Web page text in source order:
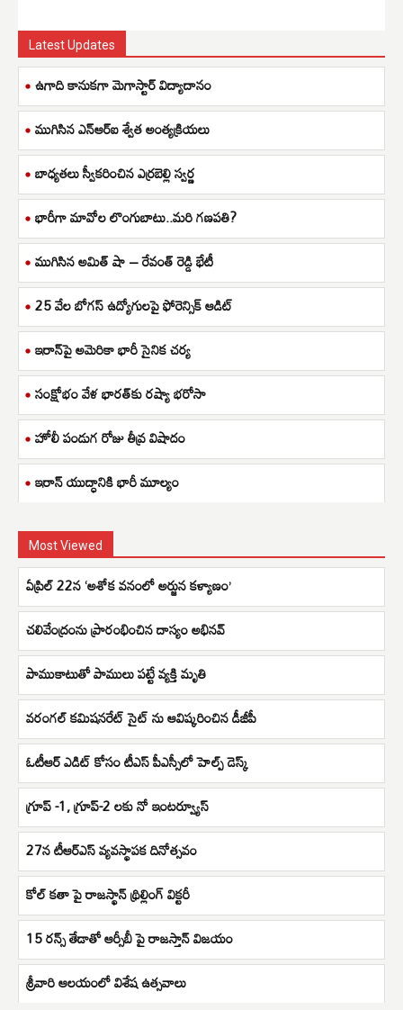
Latest Updates
ఉగాది కానుకగా మెగాస్టార్ విద్యాదానం
ముగిసిన ఎన్ఆర్ఐ శ్వేత అంత్యక్రియలు
బాధ్యతలు స్వీకరించిన ఎర్రబెల్లి స్వర్ణ
భారీగా మావోల లొంగుబాటు..మరి గణపతి?
ముగిసిన అమిత్ షా – రేవంత్ రెడ్డి భేటీ
25 వేల బోగస్ ఉద్యోగులపై ఫోరెన్సిక్ ఆడిట్
ఇరాన్‌పై అమెరికా భారీ సైనిక చర్య
సంక్షోభం వేళ భారత్‌కు రష్యా భరోసా
హోలీ పండుగ రోజు తీవ్ర విషాదం
ఇరాన్ యుద్ధానికి భారీ మూల్యం
Most Viewed
ఏప్రిల్ 22న ‘అశోక వనంలో అర్జున కళ్యాణం’
చలివేంద్రంను ప్రారంభించిన దాస్యం అభినవ్
పాముకాటుతో పాములు పట్టే వ్యక్తి మృతి
వరంగల్ కమిషనరేట్ సైట్ ను ఆవిష్కరించిన డీజీపీ
ఓటీఆర్ ఎడిట్ కోసం టీఎస్ పీఎస్సీలో హెల్ప్ డెస్క్
గ్రూప్ -1, గ్రూప్-2 లకు నో ఇంటర్వ్యూస్
27న టీఆర్ఎస్ వ్యవస్థాపక దినోత్సవం
కోల్ కతా పై రాజస్థాన్ థ్రిల్లింగ్ విక్టరీ
15 రన్స్ తేడాతో ఆర్సీబీ పై రాజస్తాన్ విజయం
శ్రీవారి ఆలయంలో విశేష ఉత్సవాలు